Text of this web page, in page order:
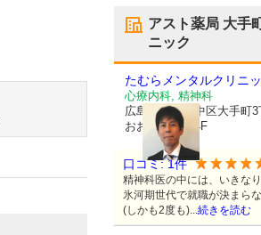
アスト薬局 大手
ニック
たむらメンタルクリニ
心療内科, 精神科
広島県広島市中区大手町
おおうちビル4F
口コミ:1件
精神科医の中には、いきな
氷河期世代で就職が決まら
(しかも2度も)...続きを読む